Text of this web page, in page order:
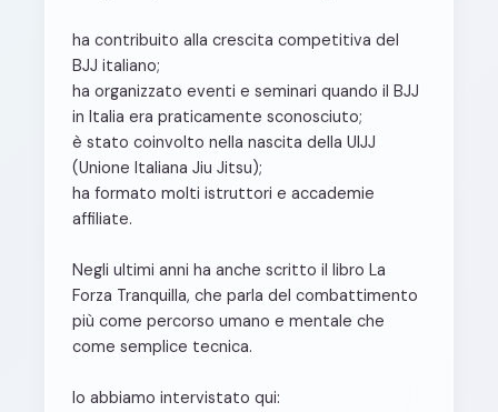
ha contribuito alla crescita competitiva del
BJJ italiano;
ha organizzato eventi e seminari quando il BJJ
in Italia era praticamente sconosciuto;
è stato coinvolto nella nascita della UIJJ
(Unione Italiana Jiu Jitsu);
ha formato molti istruttori e accademie
affiliate.
Negli ultimi anni ha anche scritto il libro La
Forza Tranquilla, che parla del combattimento
più come percorso umano e mentale che
come semplice tecnica.
lo abbiamo intervistato qui: